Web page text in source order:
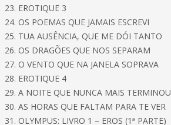
23. EROTIQUE 3
24. OS POEMAS QUE JAMAIS ESCREVI
25. TUA AUSÊNCIA, QUE ME DÓI TANTO
26. OS DRAGÕES QUE NOS SEPARAM
27. O VENTO QUE NA JANELA SOPRAVA
28. EROTIQUE 4
29. A NOITE QUE NUNCA MAIS TERMINOU
30. AS HORAS QUE FALTAM PARA TE VER
31. OLYMPUS: LIVRO 1 – EROS (1ª PARTE)